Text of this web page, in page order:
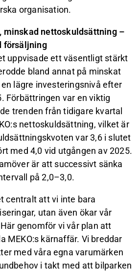
organisation.
minskad nettoskuldsättning –
försäljning
uppvisade ett väsentligt stärkt
bland annat på minskat
lägre investeringsnivå efter
Förbättringen var en viktig
trenden från tidigare kvartal
nettoskuldsättning, vilket är
var 3,6 i slutet
med 4,0 vid utgången av 2025.
är att successivt sänka
på 2,0–3,0.
centralt att vi inte bara
utan även ökar vår
genomför vi vår plan att
MEKO:s kärnaffär. Vi breddar
med våra egna varumärken
i takt med att bilparken